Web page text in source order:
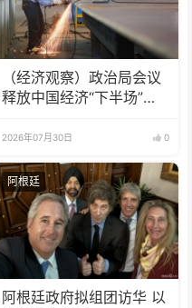
（经济观察）政治局会议
释放中国经济“下半场”三
2026年07月30日 0
阿根廷
阿根廷政府拟组团访华 以